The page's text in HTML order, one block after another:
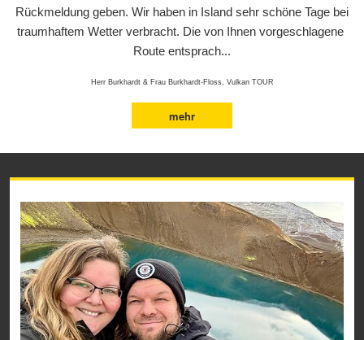
Rückmeldung geben. Wir haben in Island sehr schöne Tage bei
traumhaftem Wetter verbracht. Die von Ihnen vorgeschlagene
Route entsprach...
Herr Burkhardt & Frau Burkhardt-Floss, Vulkan TOUR
mehr